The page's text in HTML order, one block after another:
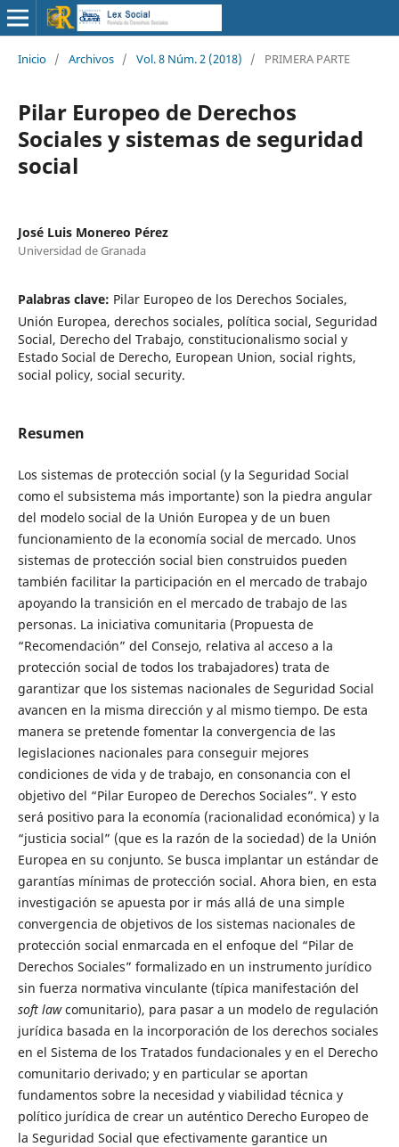
Inicio / Archivos / Vol. 8 Núm. 2 (2018) / PRIMERA PARTE
Pilar Europeo de Derechos
Sociales y sistemas de seguridad
social
José Luis Monereo Pérez
Universidad de Granada
Palabras clave: Pilar Europeo de los Derechos Sociales,
Unión Europea, derechos sociales, política social, Seguridad
Social, Derecho del Trabajo, constitucionalismo social y
Estado Social de Derecho, European Union, social rights,
social policy, social security.
Resumen
Los sistemas de protección social (y la Seguridad Social
como el subsistema más importante) son la piedra angular
del modelo social de la Unión Europea y de un buen
funcionamiento de la economía social de mercado. Unos
sistemas de protección social bien construidos pueden
también facilitar la participación en el mercado de trabajo
apoyando la transición en el mercado de trabajo de las
personas. La iniciativa comunitaria (Propuesta de
“Recomendación” del Consejo, relativa al acceso a la
protección social de todos los trabajadores) trata de
garantizar que los sistemas nacionales de Seguridad Social
avancen en la misma dirección y al mismo tiempo. De esta
manera se pretende fomentar la convergencia de las
legislaciones nacionales para conseguir mejores
condiciones de vida y de trabajo, en consonancia con el
objetivo del “Pilar Europeo de Derechos Sociales”. Y esto
será positivo para la economía (racionalidad económica) y la
“justicia social” (que es la razón de la sociedad) de la Unión
Europea en su conjunto. Se busca implantar un estándar de
garantías mínimas de protección social. Ahora bien, en esta
investigación se apuesta por ir más allá de una simple
convergencia de objetivos de los sistemas nacionales de
protección social enmarcada en el enfoque del “Pilar de
Derechos Sociales” formalizado en un instrumento jurídico
sin fuerza normativa vinculante (típica manifestación del
soft lawcomunitario), para pasar a un modelo de regulación
jurídica basada en la incorporación de los derechos sociales
en el Sistema de los Tratados fundacionales y en el Derecho
comunitario derivado; y en particular se aportan
fundamentos sobre la necesidad y viabilidad técnica y
político jurídica de crear un auténtico Derecho Europeo de
la Seguridad Social que efectivamente garantice un